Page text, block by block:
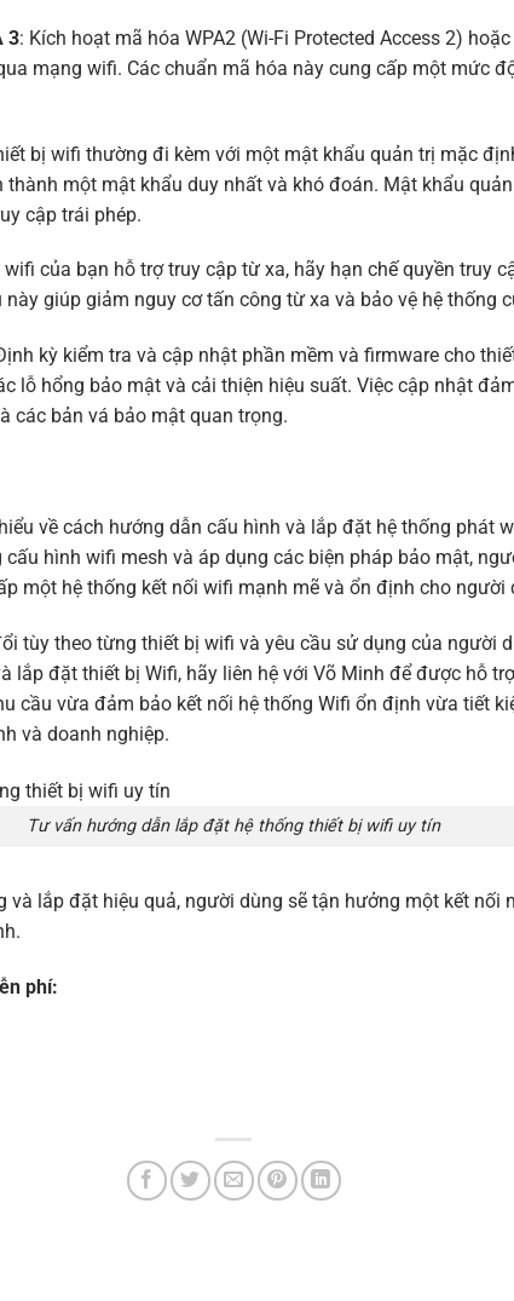
3: Kích hoạt mã hóa WPA2 (Wi-Fi Protected Access 2)
mạng wifi. Các chuẩn mã hóa này cung cấp một mức
bị wifi thường đi kèm với một mật khẩu quản trị mặc
một mật khẩu duy nhất và khó đoán. Mật khẩu
cập trái phép.
wifi của bạn hỗ trợ truy cập từ xa, hãy hạn chế quyền truy
giúp giảm nguy cơ tấn công từ xa và bảo vệ hệ thống
kỳ kiểm tra và cập nhật phần mềm và firmware cho
lỗ hổng bảo mật và cải thiện hiệu suất. Việc cập nhật
các bản vá bảo mật quan trọng.
về cách hướng dẫn cấu hình và lắp đặt hệ thống phát
hình wifi mesh và áp dụng các biện pháp bảo mật,
một hệ thống kết nối wifi mạnh mẽ và ổn định cho người
tùy theo từng thiết bị wifi và yêu cầu sử dụng của người
lắp đặt thiết bị Wifi, hãy liên hệ với Võ Minh để được hỗ
cầu vừa đảm bảo kết nối hệ thống Wifi ổn định vừa tiết
và doanh nghiệp.
Tư vấn hướng dẫn lắp đặt hệ thống thiết bị wifi uy tín
lắp đặt hiệu quả, người dùng sẽ tận hưởng một kết nối
phí: